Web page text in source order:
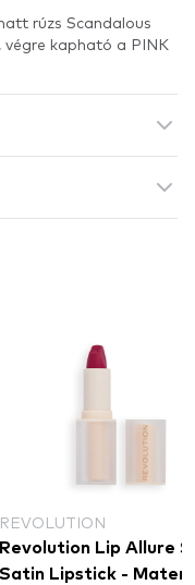
rúzs Scandalous
kapható a PINK
REVOLUTION
Revolution Lip Allure
Satin Lipstick -